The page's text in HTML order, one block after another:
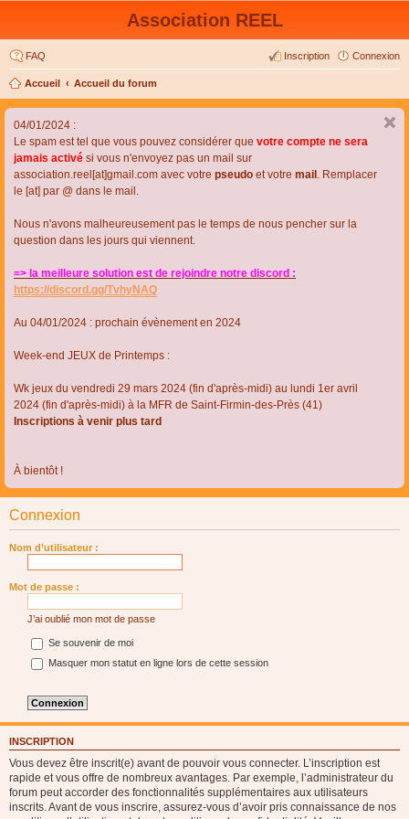
Association REEL
FAQ Connexion
Inscription
Accueil Accueil du forum
04/01/2024 :
Le spam est tel que vous pouvez considérer que votre compte ne sera
jamais activé si vous n'envoyez pas un mail sur
association.reel[at]gmail.com avec votre pseudo et votre mail . Remplacer
le [at] par @ dans le mail.
Nous n'avons malheureusement pas le temps de nous pencher sur la
question dans les jours qui viennent.
=> la meilleure solution est de rejoindre notre discord :
https://discord.gg/TvhyNAQ
Au 04/01/2024 : prochain évènement en 2024
Week-end JEUX de Printemps :
Wk jeux du vendredi 29 mars 2024 (fin d'après-midi) au lundi 1er avril
2024 (fin d'après-midi) à la MFR de Saint-Firmin-des-Près (41)
Inscriptions à venir plus tard
À bientôt !
Connexion
Nom d’utilisateur :
Mot de passe :
J’ai oublié mon mot de passe
Se souvenir de moi
Masquer mon statut en ligne lors de cette session
INSCRIPTION
Vous devez être inscrit(e) avant de pouvoir vous connecter. L’inscription est
rapide et vous offre de nombreux avantages. Par exemple, l’administrateur du
forum peut accorder des fonctionnalités supplémentaires aux utilisateurs
inscrits. Avant de vous inscrire, assurez-vous d’avoir pris connaissance de nos